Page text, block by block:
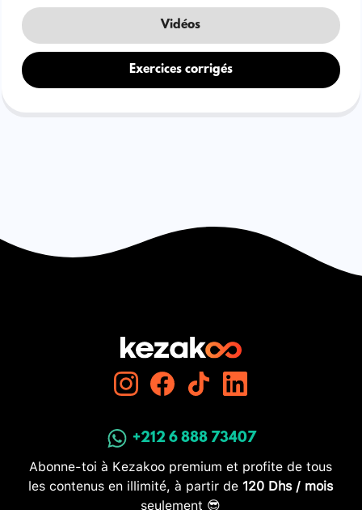
Vidéos
Exercices corrigés
+212 6 888 73407
Abonne-toi à Kezakoo premium et profite de tous
les contenus en illimité, à partir de 120 Dhs / mois
seulement 😎